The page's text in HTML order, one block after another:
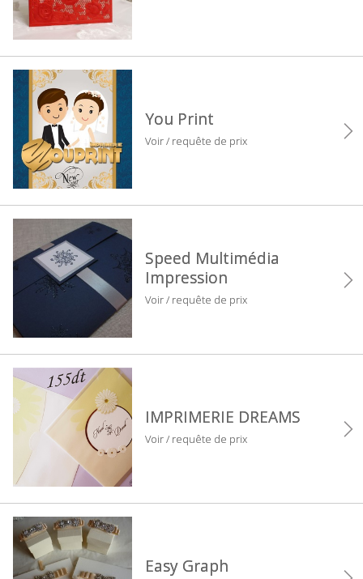
You Print
Voir / requête de prix
Speed Multimédia
Impression
Voir / requête de prix
IMPRIMERIE DREAMS
Voir / requête de prix
Easy Graph